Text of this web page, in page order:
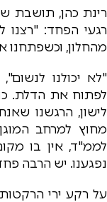
רינת כהן, תושבת
רגעי הפחד: "רצנו
מהחלון, וכשפתחנו
"לא יכולנו
לפתוח את הדלת.
לישון, הרגשנו
מחוץ למרחב
לממ"ד, אין בו
נפגענו. יש הרבה
על רקע ירי